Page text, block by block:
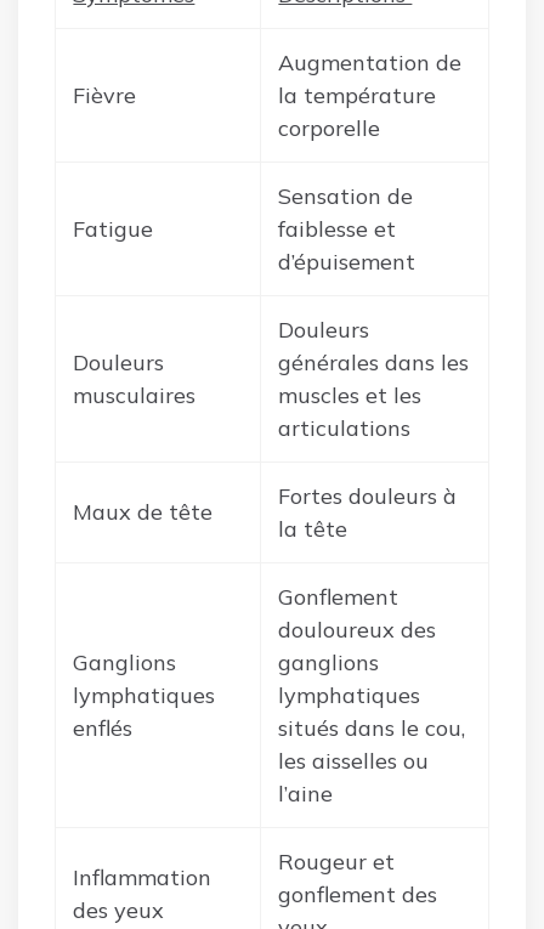
Fièvre
Augmentation de
la température
corporelle
Fatigue
Sensation de
faiblesse et
d’épuisement
Douleurs
musculaires
Douleurs
générales dans les
muscles et les
articulations
Maux de tête
Fortes douleurs à
la tête
Ganglions
lymphatiques
enflés
Gonflement
douloureux des
ganglions
lymphatiques
situés dans le cou,
les aisselles ou
l’aine
Inflammation
des yeux
Rougeur et
gonflement des